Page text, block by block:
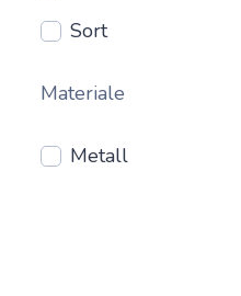
Sort
Materiale
Metall